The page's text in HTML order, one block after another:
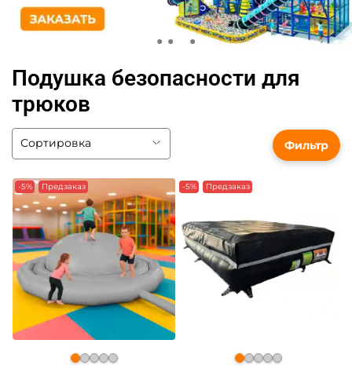
Подушка безопасности для
трюков
-5% Предзаказ -5% Предзаказ
Фильтр